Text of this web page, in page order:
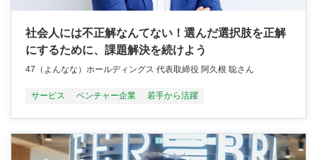
社会人には不正解なんてない！選んだ選択肢を正解
にするために、課題解決を続けよう
47（よんなな）ホールディングス 代表取締役 阿久根 聡さん
サービス ベンチャー企業 若手から活躍